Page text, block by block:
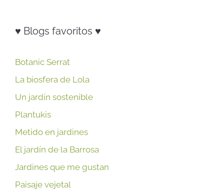
♥ Blogs favoritos ♥
Botanic Serrat
La biosfera de Lola
Un jardín sostenible
Plantukis
Metido en jardines
El jardín de la Barrosa
Jardines que me gustan
Paisaje vejetal